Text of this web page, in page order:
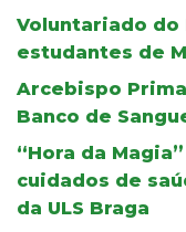
Voluntariado do
estudantes de
Arcebispo
Banco de
“Hora da
cuidados de
da ULS Braga